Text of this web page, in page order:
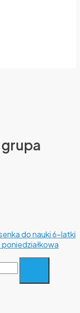
do nauki 6-latki